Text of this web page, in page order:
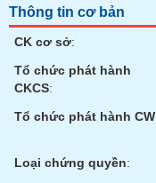
Thông tin cơ bản
CK cơ sở:
Tổ chức phát hành
CKCS:
Tổ chức phát hành CW
Loại chứng quyền:
TIỆN
ÍCH
BẤT